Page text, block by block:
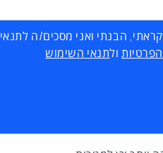
קראתי, הבנתי ואני מסכים/ה לתנאי
הפרטיותולתנאי השימוש